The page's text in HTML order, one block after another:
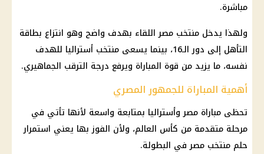
مباشرة.
ولهذا يدخل منتخب مصراللقاء بهدف واضح وهو انتزاع بطاقة
التأهل إلى دور الـ16، بينما يسعى منتخب أستراليا للهدف
نفسه، ما يزيد من قوة المباراة ويرفع درجة الترقب الجماهيري.
أهمية المباراة للجمهور المصري
تحظى مباراة مصر وأستراليا بمتابعة واسعة لأنها تأتي في
مرحلة متقدمة من كأس العالم، ولأن الفوز بها يعني استمرار
حلم منتخب مصرفي البطولة.